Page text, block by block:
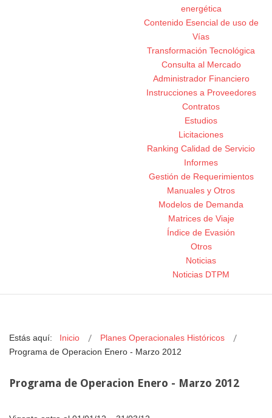
energética
Contenido Esencial de uso de
Vías
Transformación Tecnológica
Consulta al Mercado
Administrador Financiero
Instrucciones a Proveedores
Contratos
Estudios
Licitaciones
Ranking Calidad de Servicio
Informes
Gestión de Requerimientos
Manuales y Otros
Modelos de Demanda
Matrices de Viaje
Índice de Evasión
Otros
Noticias
Noticias DTPM
Estás aquí: Inicio
Planes Operacionales Históricos
Programa de Operacion Enero - Marzo 2012
Programa de Operacion Enero - Marzo 2012